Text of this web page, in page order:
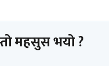
महसुस भयो ?